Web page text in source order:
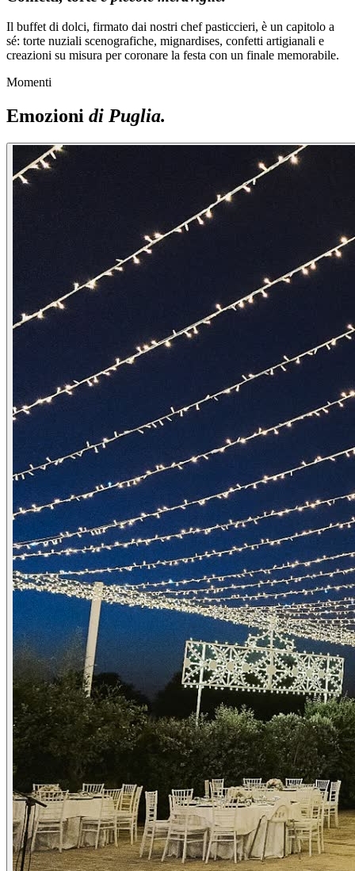
Il buffet di dolci, firmato dai nostri chef pasticcieri, è un capitolo a
sé: torte nuziali scenografiche, mignardises, confetti artigianali e
creazioni su misura per coronare la festa con un finale memorabile.
Momenti
Emozioni di Puglia.